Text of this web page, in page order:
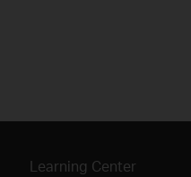
Learning Center